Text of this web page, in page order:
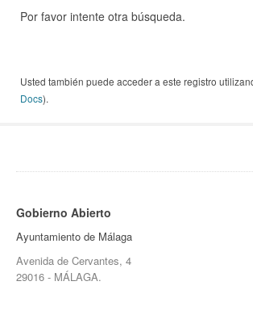
Por favor intente otra búsqueda.
Usted también puede acceder a este registro
Docs).
Gobierno Abierto
Ayuntamiento de Málaga
Avenida de Cervantes, 4
29016 - MÁLAGA.